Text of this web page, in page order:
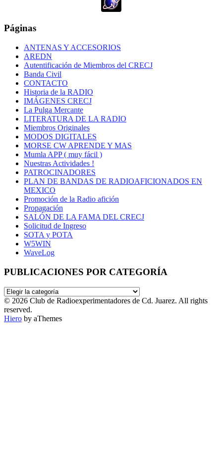
Páginas
ANTENAS Y ACCESORIOS
AREDN
Autentificación de Miembros del CRECJ
Banda Civil
CONTACTO
Historia de la RADIO
IMÁGENES CRECJ
La Pulga Mercante
LITERATURA DE LA RADIO
Miembros Originales
MODOS DIGITALES
MORSE CW APRENDE Y MAS
Mumla APP ( muy fácil )
Nuestras Actividades !
PATROCINADORES
PLAN DE BANDAS DE RADIOAFICIONADOS EN
MEXICO
Promoción de la Radio afición
Propagación
SALÓN DE LA FAMA DEL CRECJ
Solicitud de Ingreso
SOTA y POTA
W5WIN
WaveLog
PUBLICACIONES POR CATEGORÍA
PUBLICACIONES
POR
CATEGORÍA
© 2026 Club de Radioexperimentadores de Cd. Juarez. All rights
reserved.
Hiero by aThemes